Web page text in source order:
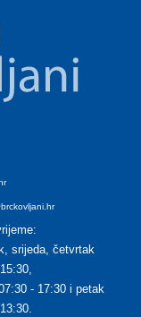
srijeda, četvrtak
- 17:30 i petak